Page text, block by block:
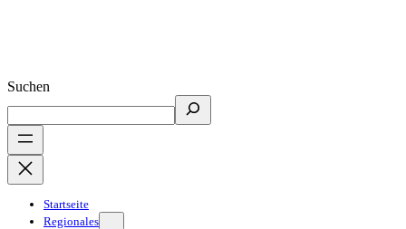
Suchen
Startseite
Regionales